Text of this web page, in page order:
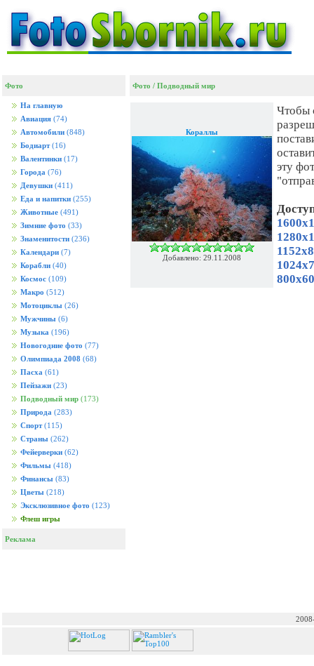
Фото
На главную
Авиация (74)
Автомобили (848)
Бодиарт (16)
Валентинки (17)
Города (76)
Девушки (411)
Еда и напитки (255)
Животные (491)
Зимние фото (33)
Знаменитости (236)
Календари (7)
Корабли (40)
Космос (109)
Макро (512)
Мотоциклы (26)
Мужчины (6)
Музыка (196)
Новогодние фото (77)
Олимпиада 2008 (68)
Пасха (61)
Пейзажи (23)
Подводный мир (173)
Природа (283)
Спорт (115)
Страны (262)
Фейерверки (62)
Фильмы (418)
Финансы (83)
Цветы (218)
Эксклюзивное фото (123)
Флеш игры
Реклама
Фото / Подводный мир
Кораллы
Добавлено: 29.11.2008
Чтобы
эту